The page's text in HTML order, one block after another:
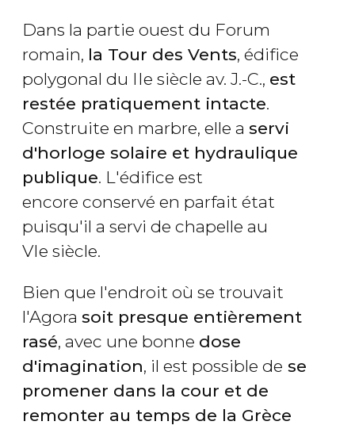
Dans la partie ouest du Forum
romain, la Tour des Vents, édifice
polygonal du IIe siècle av. J.-C., est
restée pratiquement intacte.
Construite en marbre, elle a servi
d'horloge solaire et hydraulique
publique. L'édifice est
encore conservé en parfait état
puisqu'il a servi de chapelle au
VIe siècle.
Bien que l'endroit où se trouvait
l'Agora soit presque entièrement
rasé, avec une bonne dose
d'imagination, il est possible de se
promener dans la cour et de
remonter au temps de la Grèce